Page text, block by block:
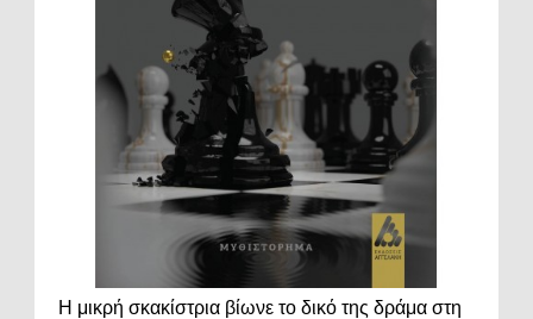
Η μικρή σκακίστρια βίωνε το δικό της δράμα στη